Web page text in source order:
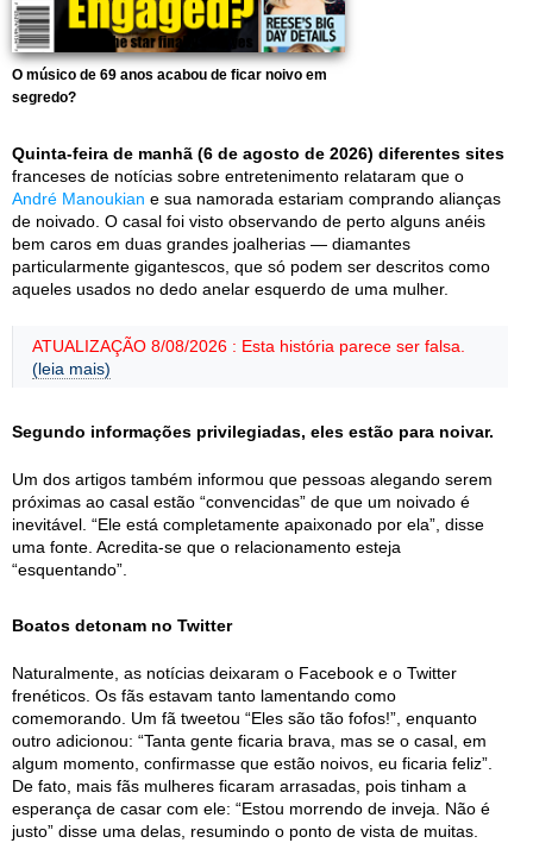
O músico de 69 anos acabou de ficar noivo em
segredo?
Quinta-feira de manhã (6 de agosto de 2026) diferentes sites
franceses de notícias sobre entretenimento relataram que o
André Manoukian e sua namorada estariam comprando alianças
de noivado. O casal foi visto observando de perto alguns anéis
bem caros em duas grandes joalherias — diamantes
particularmente gigantescos, que só podem ser descritos como
aqueles usados no dedo anelar esquerdo de uma mulher.
ATUALIZAÇÃO 8/08/2026 : Esta história parece ser falsa.
(leia mais)
Segundo informações privilegiadas, eles estão para noivar.
Um dos artigos também informou que pessoas alegando serem
próximas ao casal estão “convencidas” de que um noivado é
inevitável. “Ele está completamente apaixonado por ela”, disse
uma fonte. Acredita-se que o relacionamento esteja
“esquentando”.
Boatos detonam no Twitter
Naturalmente, as notícias deixaram o Facebook e o Twitter
frenéticos. Os fãs estavam tanto lamentando como
comemorando. Um fã tweetou “Eles são tão fofos!”, enquanto
outro adicionou: “Tanta gente ficaria brava, mas se o casal, em
algum momento, confirmasse que estão noivos, eu ficaria feliz”.
De fato, mais fãs mulheres ficaram arrasadas, pois tinham a
esperança de casar com ele: “Estou morrendo de inveja. Não é
justo” disse uma delas, resumindo o ponto de vista de muitas.